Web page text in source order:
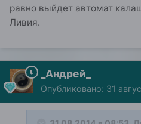
равно выйдет автомат
Ливия.
_Андрей_
Опубликовано: 31